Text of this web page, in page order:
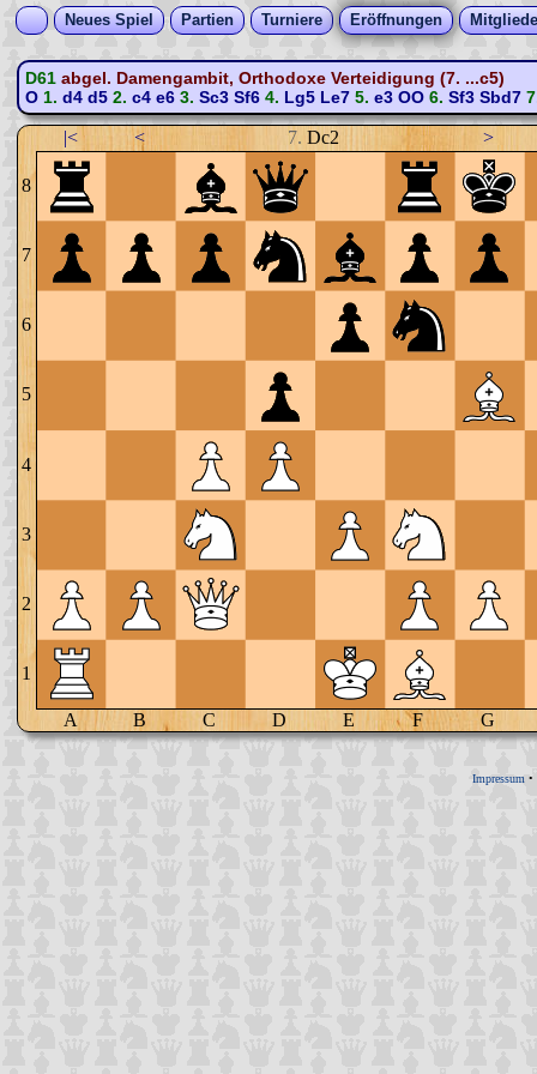
Neues Spiel Partien Turniere Eröffnungen
D61 abgel. Damengambit, Orthodoxe Verteidigung (7. ...c5)
O1. d4 d52. c4 e63. Sc3 Sf64. Lg5 Le75. e3 OO6. Sf3 Sbd7
|< < 7. Dc2 >
8
7
6
5
4
3
2
1
A B C D E F G
Impressum •